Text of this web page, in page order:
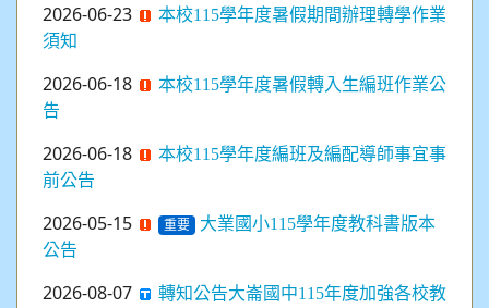
2026-06-23
本校115學年度暑假期間辦理轉學作業
須知
2026-06-18
本校115學年度暑假轉入生編班作業公
告
2026-06-18
本校115學年度編班及編配導師事宜事
前公告
2026-05-15 重要
大業國小115學年度教科書版本
公告
2026-08-07
轉知公告大崙國中115年度加強各校教